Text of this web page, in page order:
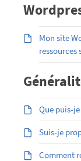
Mon site
ressources
Que puis-
Suis-je
Comment